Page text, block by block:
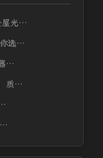
屋光…
你选…
…
质…
…